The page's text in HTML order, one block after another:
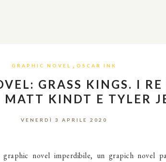
GRAPHIC NOVEL , OSCAR INK
GRASS KINGS. I RE
MATT KINDT E TYLER
VENERDÌ 3 APRILE 2020
novel imperdibile, un grapich novel